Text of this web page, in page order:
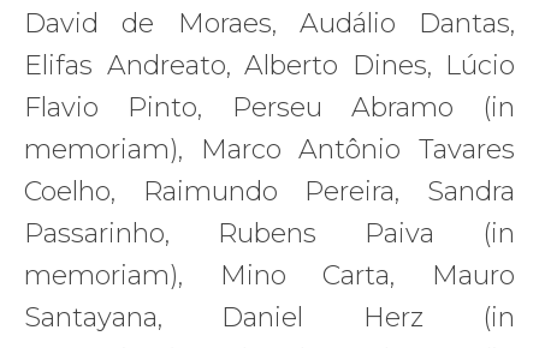
David de Moraes, Audálio Dantas,
Elifas Andreato, Alberto Dines, Lúcio
Flavio Pinto, Perseu Abramo (in
memoriam), Marco Antônio Tavares
Coelho, Raimundo Pereira, Sandra
Passarinho, Rubens Paiva (in
memoriam), Mino Carta, Mauro
Santayana, Daniel Herz (in